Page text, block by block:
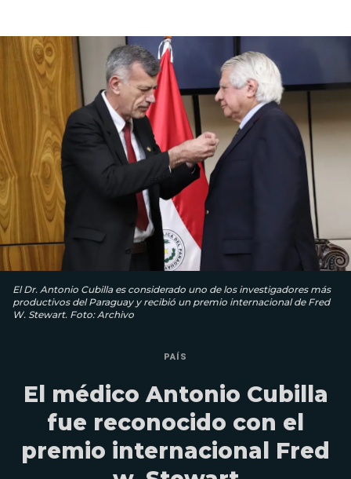
El Dr. Antonio Cubilla es considerado uno de los investigadores más
productivos del Paraguay y recibió un premio internacional de Fred
W. Stewart. Foto: Archivo
PAÍS
El médico Antonio Cubilla
fue reconocido con el
premio internacional Fred